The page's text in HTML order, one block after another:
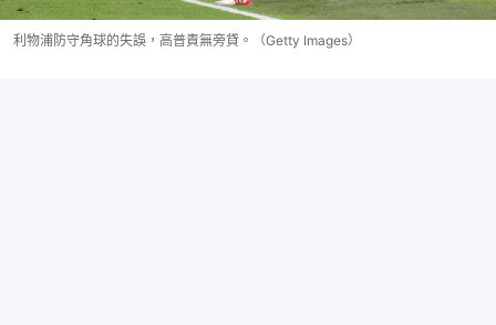
利物浦防守角球的失誤，高普責無旁貸。（Getty Images）